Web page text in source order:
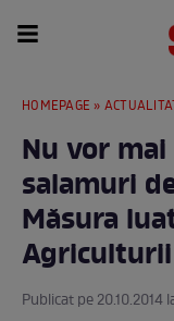
HOMEPAGE »
Nu vor
salamuri
Măsura
Agriculturii
Publicat pe 20.10.2014